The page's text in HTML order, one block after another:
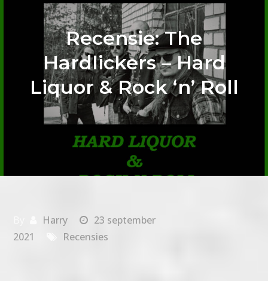
Recensie: The
Hardlickers – Hard
Liquor & Rock ‘n’ Roll
Harry
23 september
2021
Recensies